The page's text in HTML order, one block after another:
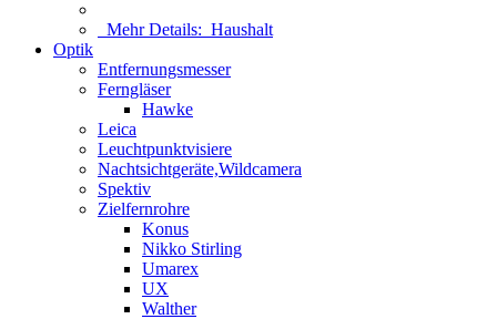
Mehr Details: Haushalt
Optik
Entfernungsmesser
Ferngläser
Hawke
Leica
Leuchtpunktvisiere
Nachtsichtgeräte,Wildcamera
Spektiv
Zielfernrohre
Konus
Nikko Stirling
Umarex
UX
Walther